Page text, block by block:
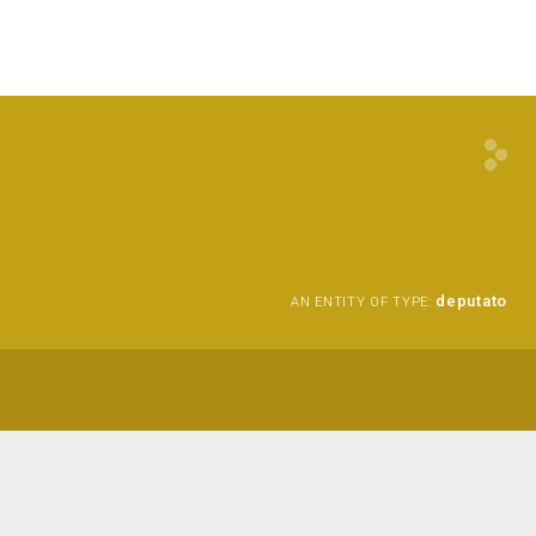
AN ENTITY OF TYPE: deputato